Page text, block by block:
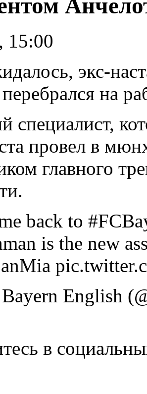
15:00
экс-
на
специалист,
провел в
главного
back to
is the new
English
в